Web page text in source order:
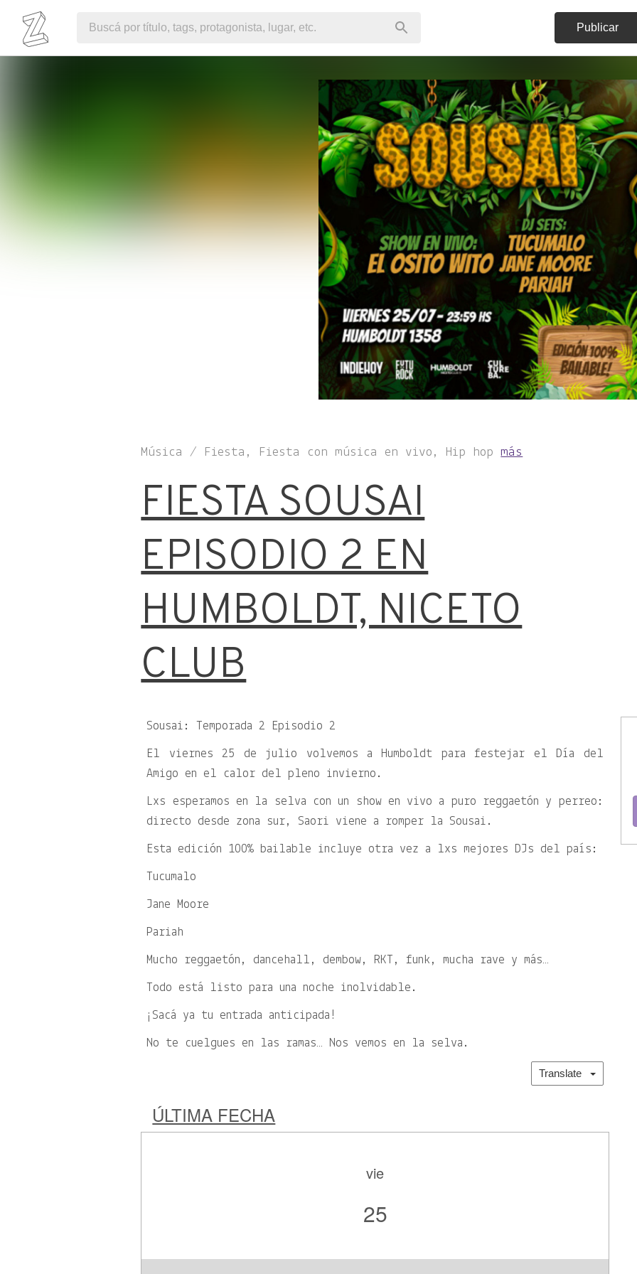
Publicar
Música / Fiesta, Fiesta con música en vivo, Hip hopmás
FIESTA SOUSAI
EPISODIO 2 EN
HUMBOLDT, NICETO
CLUB
Sousai: Temporada 2 Episodio 2
El viernes 25 de julio volvemos a Humboldt para festejar el Día del
Amigo en el calor del pleno invierno.
Lxs esperamos en la selva con un show en vivo a puro reggaetón y perreo:
directo desde zona sur, Saori viene a romper la Sousai.
Esta edición 100% bailable incluye otra vez a lxs mejores DJs del país:
Tucumalo
Jane Moore
Pariah
Mucho reggaetón, dancehall, dembow, RKT, funk, mucha rave y más…
Todo está listo para una noche inolvidable.
¡Sacá ya tu entrada anticipada!
No te cuelgues en las ramas… Nos vemos en la selva.
Translate
ÚLTIMA FECHA
vie
25